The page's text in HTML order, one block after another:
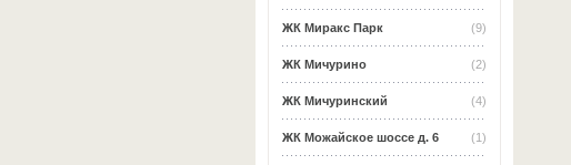
(9)
ЖК Миракс Парк
(2)
ЖК Мичурино
(4)
ЖК Мичуринский
(1)
ЖК Можайское шоссе д. 6